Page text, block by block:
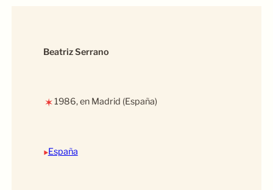
Beatriz Serrano
✶1986, en Madrid (España)
‣España